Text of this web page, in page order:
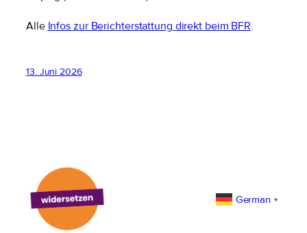
Alle Infos zur Berichterstattung direkt beim BFR.
13. Juni 2026
German ▼